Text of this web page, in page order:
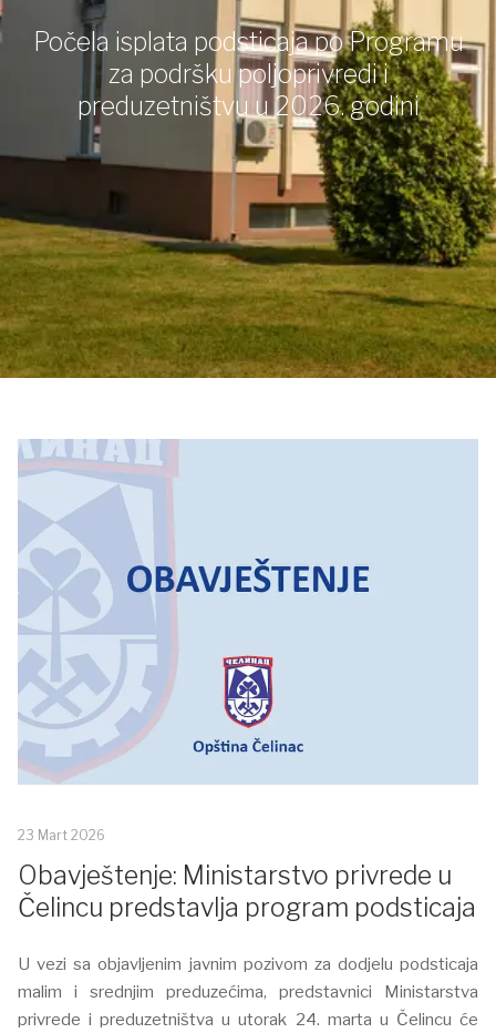
Počela isplata podsticaja po Programu
za podršku poljoprivredi i
preduzetništvu u 2026. godini
23 Mart 2026
Obavještenje: Ministarstvo privrede u
Čelincu predstavlja program podsticaja
U vezi sa objavljenim javnim pozivom za dodjelu podsticaja
malim i srednjim preduzećima, predstavnici Ministarstva
privrede i preduzetništva u utorak 24. marta u Čelincu će